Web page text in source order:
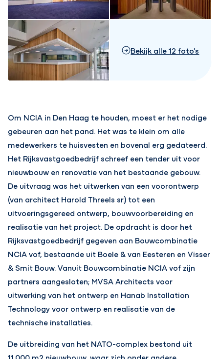
Bekijk alle 12 foto's
Om NCIA in Den Haag te houden, moest er het nodige
gebeuren aan het pand. Het was te klein om alle
medewerkers te huisvesten en bovenal erg gedateerd.
Het Rijksvastgoedbedrijf schreef een tender uit voor
nieuwbouw en renovatie van het bestaande gebouw.
De uitvraag was het uitwerken van een voorontwerp
(van architect Harold Threels sr.) tot een
uitvoeringsgereed ontwerp, bouwvoorbereiding en
realisatie van het project. De opdracht is door het
Rijksvastgoedbedrijf gegeven aan Bouwcombinatie
NCIA vof, bestaande uit Boele & van Eesteren en Visser
& Smit Bouw. Vanuit Bouwcombinatie NCIA vof zijn
partners aangesloten; MVSA Architects voor
uitwerking van het ontwerp en Hanab Installation
Technology voor ontwerp en realisatie van de
technische installaties.
De uitbreiding van het NATO-complex bestond uit